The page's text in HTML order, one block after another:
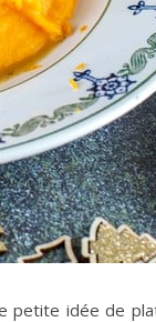
petite idée de